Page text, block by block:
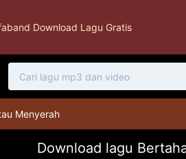
Download Lagu Gratis
Menyerah
Download lagu